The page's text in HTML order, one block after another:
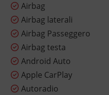
Airbag
Airbag laterali
Airbag Passeggero
Airbag testa
Android Auto
Apple CarPlay
Autoradio